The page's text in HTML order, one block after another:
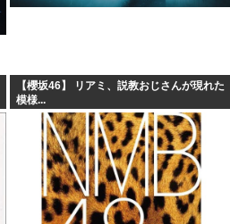
【櫻坂46】 リアミ、説教おじさんが現れた
模様...